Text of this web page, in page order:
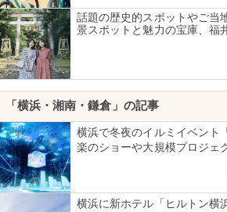
話題の歴史的スポットやご当
景スポットと魅力の宝庫、福
「横浜・湘南・鎌倉」の記事
横浜で冬夜のイルミイベント
楽のショーや大規模プロジェ
横浜に新ホテル「ヒルトン横